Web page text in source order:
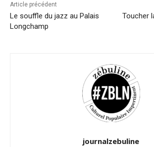
Article précédent
Le souffle du jazz au Palais
Longchamp
Toucher
journalzebuline